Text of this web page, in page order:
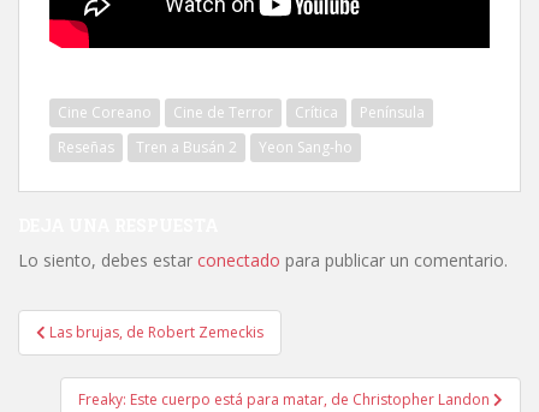
Cine Coreano Cine de Terror Crítica
Península
Reseñas
Tren a Busán 2 Yeon Sang-ho
Lo siento, debes estar conectado para publicar un comentario.
Navegación
de
entradas
Las brujas, de Robert Zemeckis
Freaky: Este cuerpo está para matar, de Christopher Landon